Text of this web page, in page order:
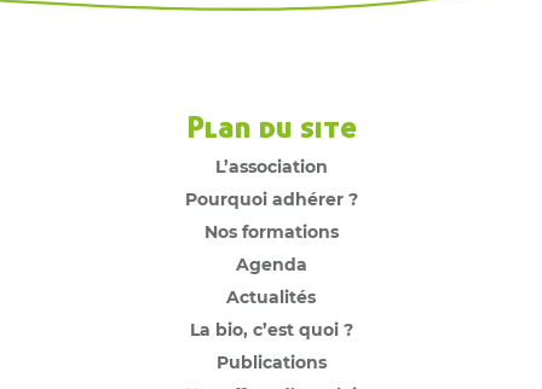
Plan du site
L’association
Pourquoi adhérer ?
Nos formations
Agenda
Actualités
La bio, c’est quoi ?
Publications